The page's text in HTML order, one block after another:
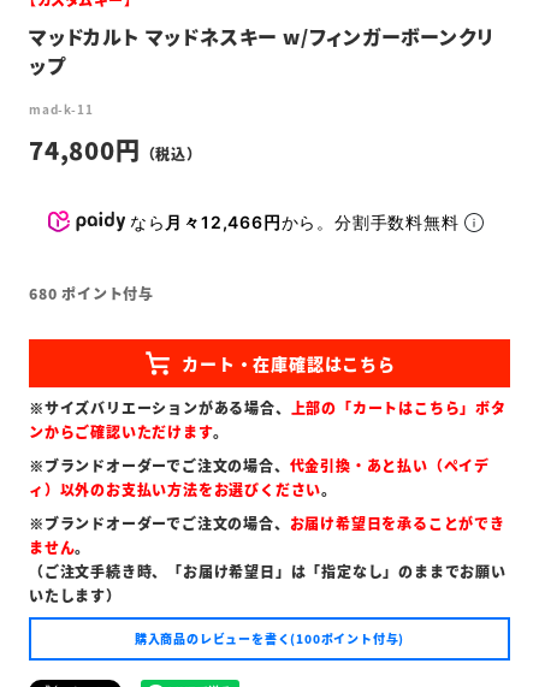
マッドカルト マッドネスキー w/フィンガーボーンクリ
ップ
mad-k-11
74,800
なら 月々12,466円から。分割手数料無料
680 ポイント付与
※サイズバリエーションがある場合、 上部の「カートはこちら」ボタ
ンからご確認いただけます。
※ブランドオーダーでご注文の場合、 代金引換・あと払い（ペイデ
ィ）以外のお支払い方法をお選びください。
※ブランドオーダーでご注文の場合、 お届け希望日を承ることができ
ません。
（ご注文手続き時、「お届け希望日」は「指定なし」のままでお願い
いたします）
購入商品のレビューを書く(100ポイント付与)